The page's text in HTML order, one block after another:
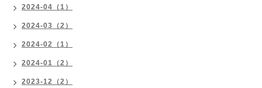
2024-04（1）
2024-03（2）
2024-02（1）
2024-01（2）
2023-12（2）